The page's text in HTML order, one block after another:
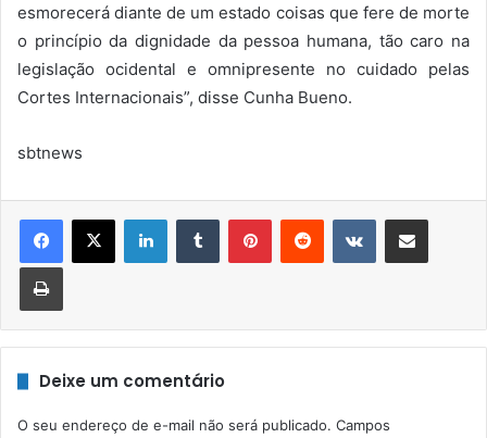
esmorecerá diante de um estado coisas que fere de morte
o princípio da dignidade da pessoa humana, tão caro na
legislação ocidental e omnipresente no cuidado pelas
Cortes Internacionais”, disse Cunha Bueno.
sbtnews
LinkedinTumblr PinterestReddit VK Compartilhar via e-mail
Imprimir
Deixe um comentário
O seu endereço de e-mail não será publicado. Campos